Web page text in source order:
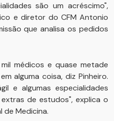
são um acréscimo",
e diretor do CFM Antonio
que analisa os pedidos
médicos e quase metade
alguma coisa, diz Pinheiro.
e algumas especialidades
de estudos", explica o
de Medicina.